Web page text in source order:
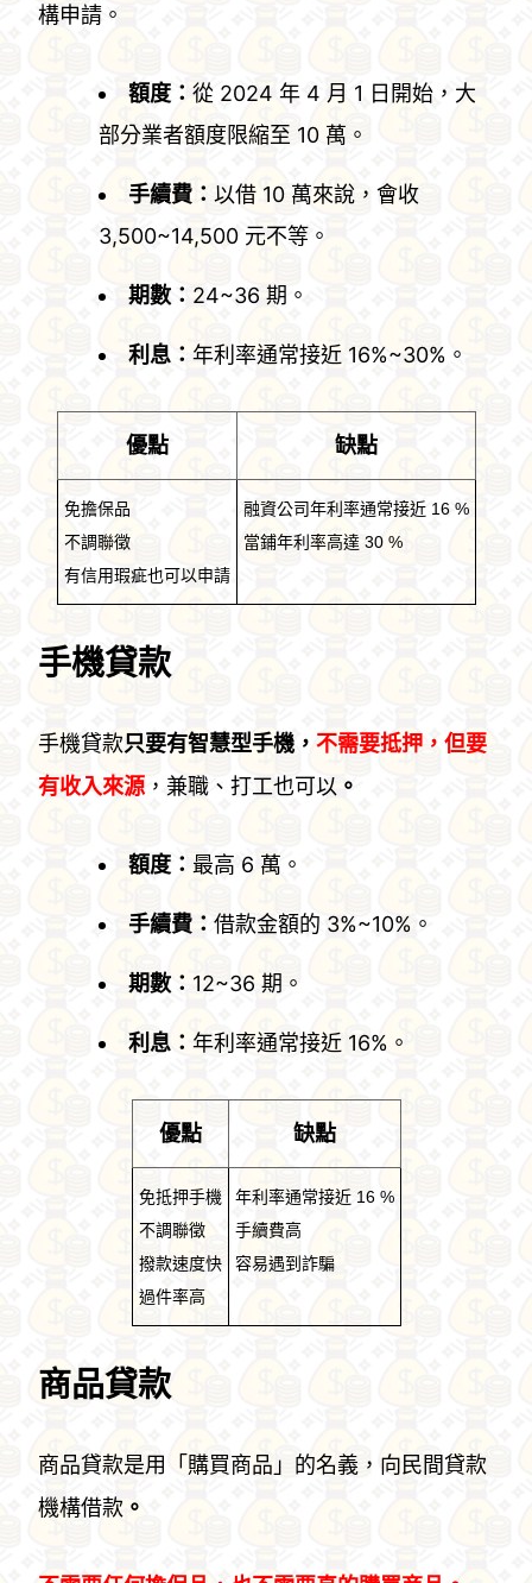
構申請。
額度： 從 2024 年 4 月 1 日開始，大
部分業者額度限縮至 10 萬。
手續費： 以借 10 萬來說，會收
3,500~14,500 元不等。
期數： 24~36 期。
利息： 年利率通常接近 16%~30%。
優點 缺點
免擔保品
不調聯徵
有信用瑕疵也可以申請
融資公司年利率通常接近 16 %
當鋪年利率高達 30 %
手機貸款
手機貸款只要有智慧型手機， 不需要抵押，但要
有收入來源 ，兼職、打工也可以 。
額度： 最高 6 萬。
手續費： 借款金額的 3%~10%。
期數： 12~36 期。
利息： 年利率通常接近 16%。
優點 缺點
免抵押手機
不調聯徵
撥款速度快
過件率高
年利率通常接近 16 %
手續費高
容易遇到詐騙
商品貸款
商品貸款是用「購買商品」的名義，向民間貸款
機構借款 。